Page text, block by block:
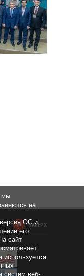
НАВЕРХ
мы
на
ОС и
его
сайт
используется
систем веб-